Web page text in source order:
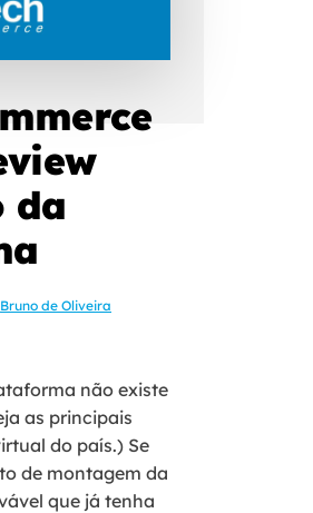
da
Bruno de Oliveira
não existe
as principais
do país.) Se
de montagem da
que já tenha